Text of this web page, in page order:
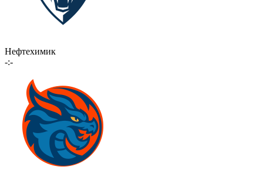
Нефтехимик
-:-